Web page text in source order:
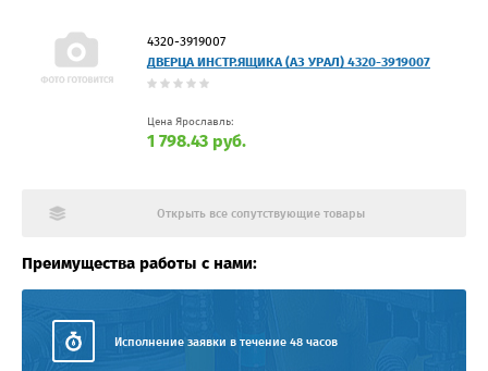
4320-3919007
ДВЕРЦА ИНСТР.ЯЩИКА (АЗ УРАЛ) 4320-3919007
Цена Ярославль:
1 798.43 руб.
Открыть все сопутствующие товары
Преимущества работы с нами:
Исполнение заявки в течение 48 часов